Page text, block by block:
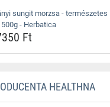
sungit morzsa - természetes
- Herbatica
Ft
HEALTHNA